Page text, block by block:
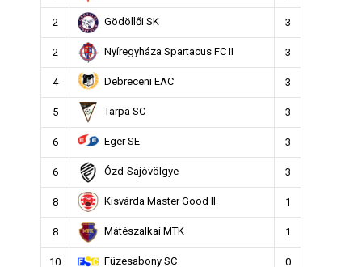
2 Gödöllői SK 3
2 Nyíregyháza Spartacus FC II 3
4 Debreceni EAC 3
5 Tarpa SC 3
6 Eger SE 3
6 Ózd-Sajóvölgye 3
8 Kisvárda Master Good II 1
8 Mátészalkai MTK 1
10 Füzesabony SC 0